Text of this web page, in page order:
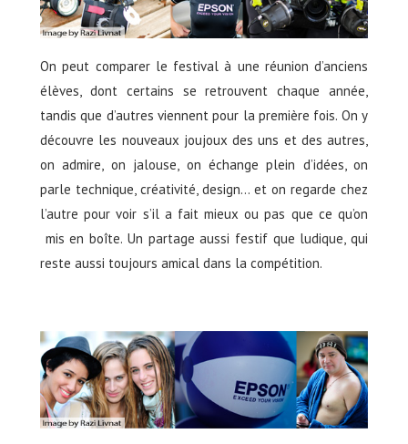
On peut comparer le festival à une réunion d’anciens
élèves, dont certains se retrouvent chaque année,
tandis que d’autres viennent pour la première fois. On y
découvre les nouveaux joujoux des uns et des autres,
on admire, on jalouse, on échange plein d’idées, on
parle technique, créativité, design… et on regarde chez
l’autre pour voir s’il a fait mieux ou pas que ce qu’on
mis en boîte. Un partage aussi festif que ludique, qui
reste aussi toujours amical dans la compétition.